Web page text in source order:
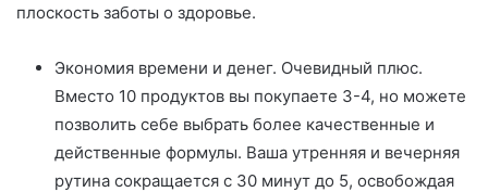
плоскость заботы о здоровье.
Экономия времени и денег. Очевидный плюс.
Вместо 10 продуктов вы покупаете 3-4, но можете
позволить себе выбрать более качественные и
действенные формулы. Ваша утренняя и вечерняя
рутина сокращается с 30 минут до 5, освобождая